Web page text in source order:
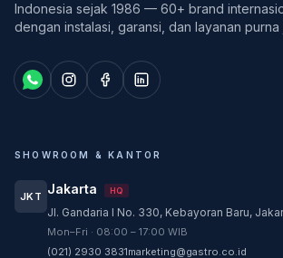
Indonesia sejak 1986 — 60+ brand
dengan instalasi, garansi, dan layanan purna
SHOWROOM & KANTOR
JKT Jakarta HQ
Jl. Gandaria I No. 330, Kebayoran Baru,
Mon–Fri · 08:00 – 17:00 WIB
(021) 2930 3831marketing@gastro.co.id
Customer Service